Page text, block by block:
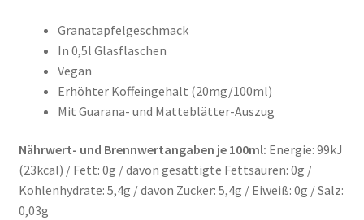
Granatapfelgeschmack
In 0,5l Glasflaschen
Vegan
Erhöhter Koffeingehalt (20mg/100ml)
Mit Guarana- und Matteblätter-Auszug
Nährwert- und Brennwertangaben je 100ml: Energie: 99kJ
(23kcal) / Fett: 0g / davon gesättigte Fettsäuren: 0g /
Kohlenhydrate: 5,4g / davon Zucker: 5,4g / Eiweiß: 0g / Salz:
0,03g